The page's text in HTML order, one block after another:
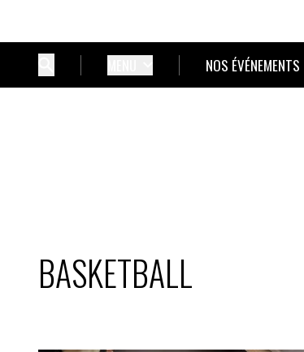
NOS ÉVÉNEMENTS
BASKETBALL